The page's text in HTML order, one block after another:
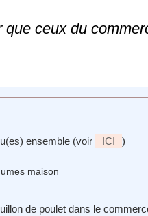
ceux du
ensemble (voir ICI )
de poulet dans le